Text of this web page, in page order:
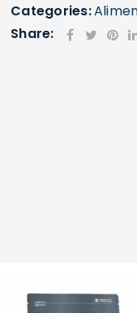
Categories:
Share: